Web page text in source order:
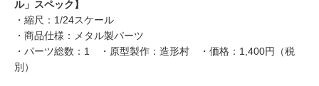
ル」スペック】
・縮尺：1/24スケール
・商品仕様：メタル製パーツ
・パーツ総数：1 ・原型製作：造形村 ・価格：1,400円（税
別）